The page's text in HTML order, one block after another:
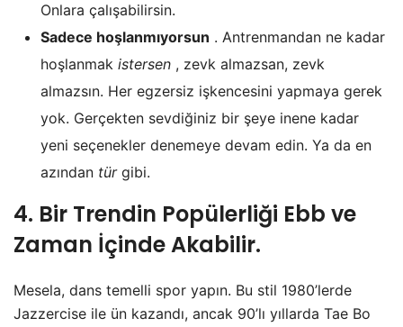
Onlara çalışabilirsin.
Sadece hoşlanmıyorsun . Antrenmandan ne kadar
hoşlanmak istersen , zevk almazsan, zevk
almazsın. Her egzersiz işkencesini yapmaya gerek
yok. Gerçekten sevdiğiniz bir şeye inene kadar
yeni seçenekler denemeye devam edin. Ya da en
azından türgibi.
4. Bir Trendin Popülerliği Ebb ve
Zaman İçinde Akabilir.
Mesela, dans temelli spor yapın. Bu stil 1980’lerde
Jazzercise ile ün kazandı, ancak 90’lı yıllarda Tae Bo